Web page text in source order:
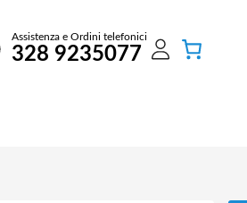
Assistenza e Ordini telefonici
328 9235077